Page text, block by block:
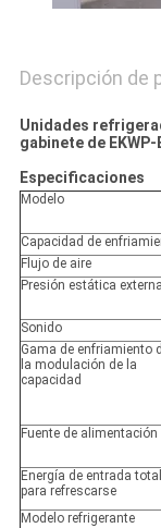
Descripción de
Unidades
gabinete de EKWP-
Especificaciones
Modelo
Capacidad de
Flujo de aire
Presión estática externa
Sonido
Gama de enfriamiento
la modulación de la
capacidad
Fuente de alimentación
Energía de entrada total
para refrescarse
Modelo refrigerante